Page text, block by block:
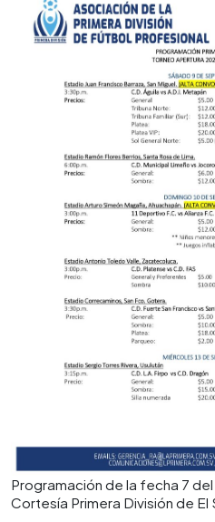
Programación de la fecha 7
Cortesía Primera División de El